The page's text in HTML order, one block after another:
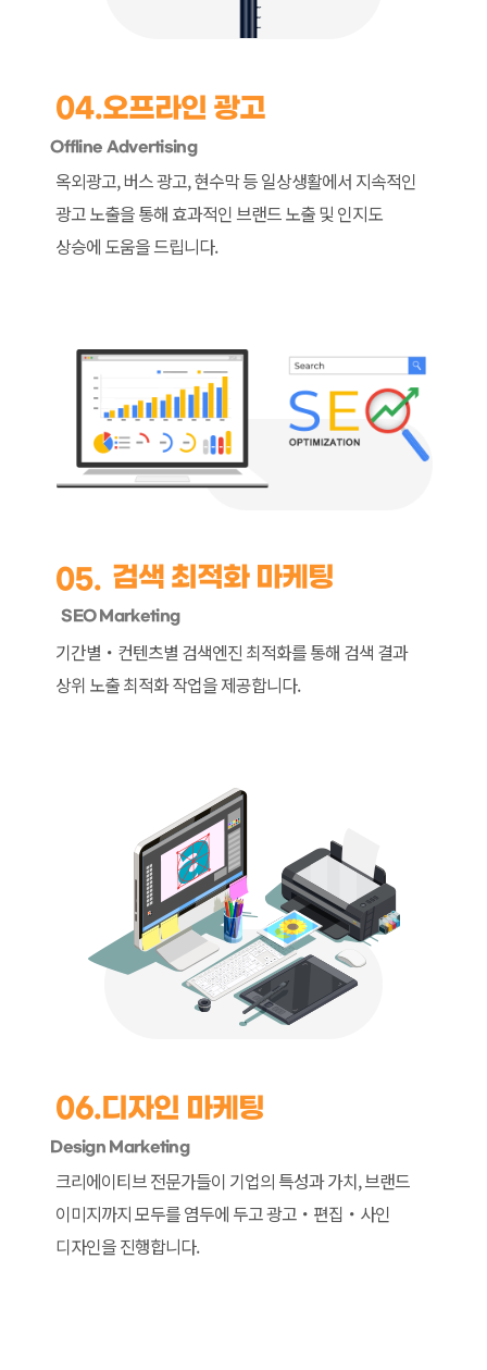
04.오프라인 광고
Offline Advertising
옥외광고, 버스 광고, 현수막 등 일상생활에서 지속적인
광고 노출을 통해 효과적인 브랜드노출 및 인지도
상승에 도움을 드립니다.
05. 검색 최적화 마케팅
SEO Marketing
기간별・컨텐츠별 검색엔진 최적화를 통해 검색 결과
상위 노출 최적화 작업을 제공합니다.
06.디자인 마케팅
Design Marketing
크리에이티브 전문가들이 기업의 특성과가치, 브랜드
이미지까지 모두를 염두에 두고광고・편집・사인
디자인을 진행합니다.
빅브라더
(주)
(이하
'회사’라
함)
은
따라
보호
및